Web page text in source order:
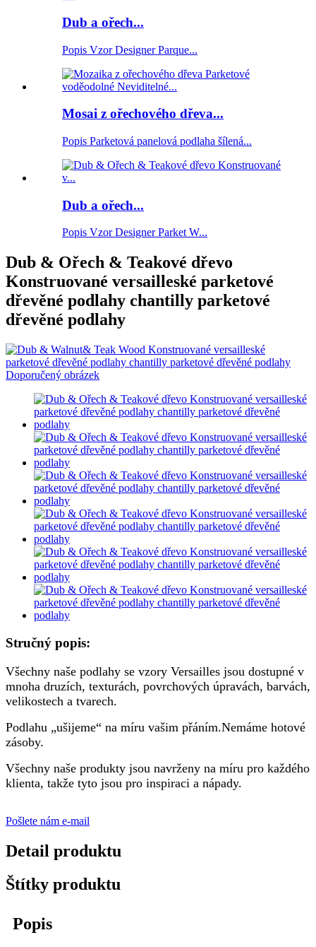
Dub a ořech...
Popis Vzor Designer Parque...
Mosai z ořechového dřeva...
Popis Parketová panelová podlaha šílená...
Dub a ořech...
Popis Vzor Designer Parket W...
Dub & Ořech & Teakové dřevo
Konstruované versailleské parketové
dřevěné podlahy chantilly parketové
dřevěné podlahy
Stručný popis:
Všechny naše podlahy se vzory Versailles jsou dostupné v
mnoha druzích, texturách, povrchových úpravách, barvách,
velikostech a tvarech.
Podlahu „ušijeme“ na míru vašim přáním.Nemáme hotové
zásoby.
Všechny naše produkty jsou navrženy na míru pro každého
klienta, takže tyto jsou pro inspiraci a nápady.
Pošlete nám e-mail
Detail produktu
Štítky produktu
Popis